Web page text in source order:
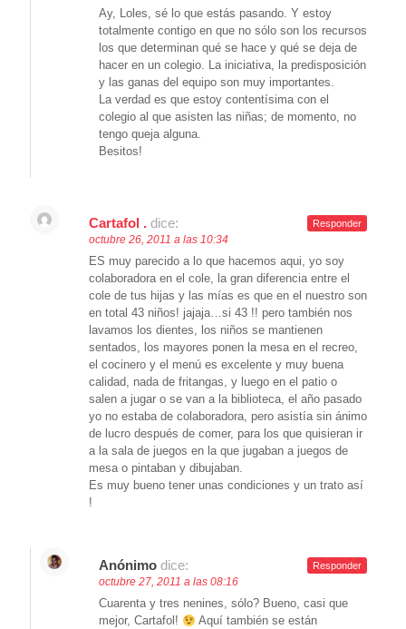
Ay, Loles, sé lo que estás pasando. Y estoy
totalmente contigo en que no sólo son los recursos
los que determinan qué se hace y qué se deja de
hacer en un colegio. La iniciativa, la predisposición
y las ganas del equipo son muy importantes.
La verdad es que estoy contentísima con el
colegio al que asisten las niñas; de momento, no
tengo queja alguna.
Besitos!
Cartafol . dice:
octubre 26, 2011 a las 10:34
ES muy parecido a lo que hacemos aqui, yo soy
colaboradora en el cole, la gran diferencia entre el
cole de tus hijas y las mías es que en el nuestro son
en total 43 niños! jajaja…si 43 !! pero también nos
lavamos los dientes, los niños se mantienen
sentados, los mayores ponen la mesa en el recreo,
el cocinero y el menú es excelente y muy buena
calidad, nada de fritangas, y luego en el patio o
salen a jugar o se van a la biblioteca, el año pasado
yo no estaba de colaboradora, pero asistía sin ánimo
de lucro después de comer, para los que quisieran ir
a la sala de juegos en la que jugaban a juegos de
mesa o pintaban y dibujaban.
Es muy bueno tener unas condiciones y un trato así
!
Responder
Anónimo dice:
octubre 27, 2011 a las 08:16
Cuarenta y tres nenines, sólo? Bueno, casi que
mejor, Cartafol!
Aquí también se están
Responder